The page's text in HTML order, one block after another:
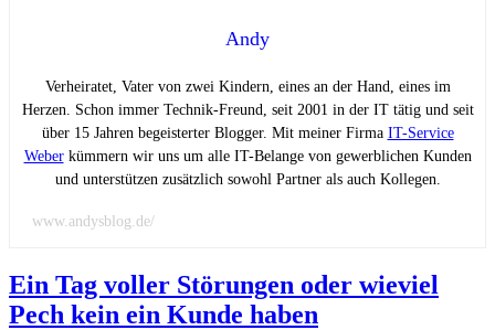
Andy
Verheiratet, Vater von zwei Kindern, eines an der Hand, eines im
Herzen. Schon immer Technik-Freund, seit 2001 in der IT tätig und seit
über 15 Jahren begeisterter Blogger. Mit meiner Firma IT-Service
Weberkümmern wir uns um alle IT-Belange von gewerblichen Kunden
und unterstützen zusätzlich sowohl Partner als auch Kollegen.
www.andysblog.de/
Ein Tag voller Störungen oder wieviel
Pech kein ein Kunde haben